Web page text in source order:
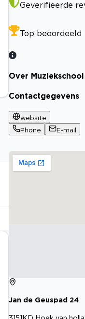
Geverifieerde
Top beoordeeld
Over
Contactgegevens
website
Phone
E-mail
Jan de Geuspad 24